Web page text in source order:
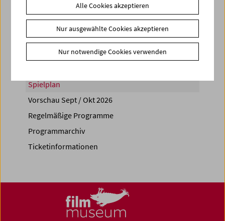
Share on
Spielplan
Vorschau Sept / Okt 2026
Regelmäßige Programme
Programmarchiv
Ticketinformationen
Alle Cookies akzeptieren
Nur ausgewählte Cookies akzeptieren
Nur notwendige Cookies verwenden